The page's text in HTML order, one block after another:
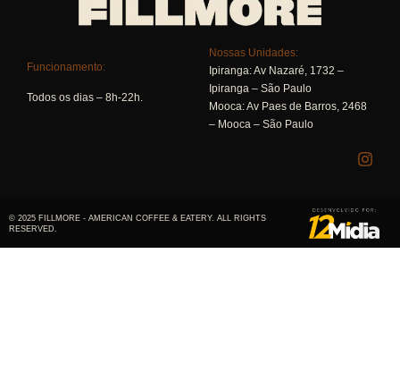
Funcionamento:
Todos os dias – 8h-22h.
Nossas Unidades:
Ipiranga:Av Nazaré, 1732 –
Ipiranga – São Paulo
Mooca:Av Paes de Barros, 2468
– Mooca – São Paulo
© 2025 FILLMORE - AMERICAN COFFEE & EATERY. ALL RIGHTS
RESERVED.